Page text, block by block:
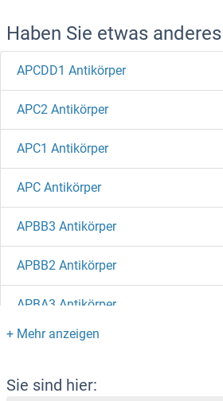
Haben Sie etwas
APCDD1 Antikörper
APC2 Antikörper
APC1 Antikörper
APC Antikörper
APBB3 Antikörper
APBB2 Antikörper
APBA3 Antikörper
APBA2 Antikörper
APBA1 Antikörper
Sie sind hier: